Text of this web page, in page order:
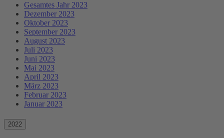
Gesamtes Jahr 2023
Dezember 2023
Oktober 2023
September 2023
August 2023
Juli 2023
Juni 2023
Mai 2023
April 2023
März 2023
Februar 2023
Januar 2023
2022